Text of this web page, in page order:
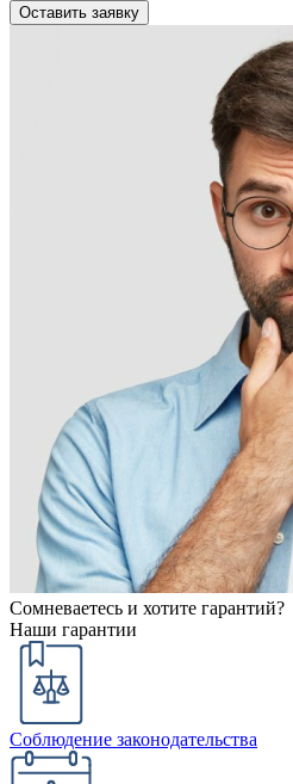
Оставить заявку
Сомневаетесь и хотите гарантий?
Наши гарантии
Соблюдение законодательства